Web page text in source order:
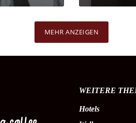
MEHR ANZEIGEN
WEITERE
Hotels